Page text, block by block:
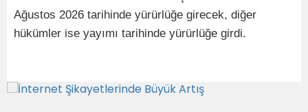
Ağustos 2026 tarihinde yürürlüğe girecek, diğer
hükümler ise yayımı tarihinde yürürlüğe girdi.